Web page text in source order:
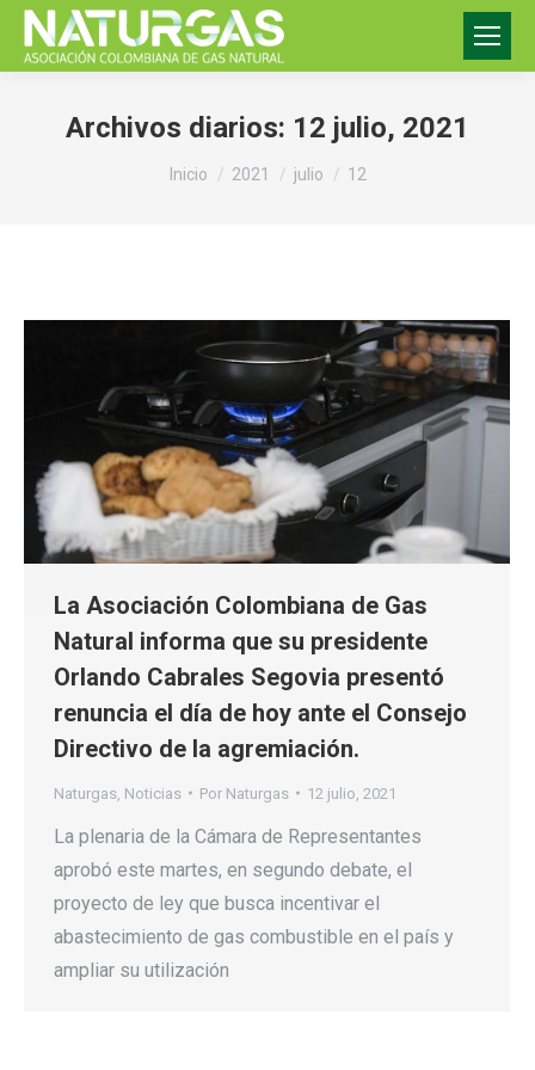
Archivos diarios: 12 julio, 2021
Estás aquí:
Inicio 2021 julio 12
La Asociación Colombiana de Gas
Natural informa que su presidente
Orlando Cabrales Segovia presentó
renuncia el día de hoy ante el Consejo
Directivo de la agremiación.
Naturgas Noticias Por Naturgas 12 julio, 2021
La plenaria de la Cámara de Representantes
aprobó este martes, en segundo debate, el
proyecto de ley que busca incentivar el
abastecimiento de gas combustible en el país y
ampliar su utilización